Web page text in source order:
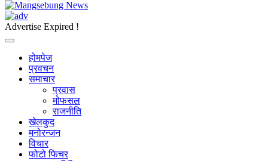
Advertise Expired !
होमपेज
प्रवचन
समाचार
प्रवास
मोफसल
राजनीति
खेलकुद
मनोरन्जन
विचार
फोटो फिचर